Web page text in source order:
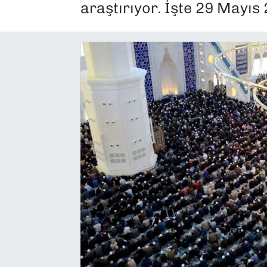
araştırıyor. İşte 29
TEKNOLOJİ
YEREL YÖNETİMLER